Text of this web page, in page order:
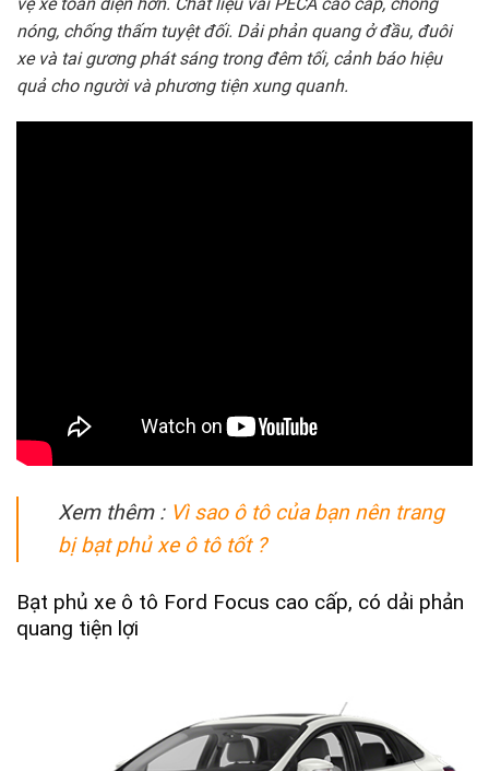
nóng, chống thấm tuyệt đối. Dải phản quang ở đầu, đuôi
xe và tai gương phát sáng trong đêm tối, cảnh báo hiệu
quả cho người và phương tiện xung quanh.
Xem thêm : Vì sao ô tô của bạn nên trang
bị bạt phủ xe ô tô tốt ?
Bạt phủ xe ô tô Ford Focus cao cấp, có dải phản
quang tiện lợi